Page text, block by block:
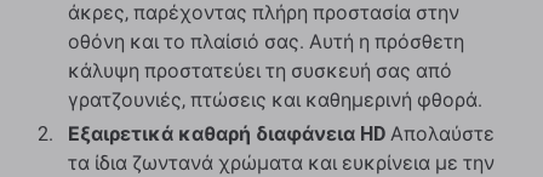
άκρες, παρέχοντας πλήρη προστασία στην
οθόνη και το πλαίσιό σας. Αυτή η πρόσθετη
κάλυψη προστατεύει τη συσκευή σας από
γρατζουνιές, πτώσεις και καθημερινή φθορά.
Εξαιρετικά καθαρή διαφάνεια HD Απολαύστε
τα ίδια ζωντανά χρώματα και ευκρίνεια με την